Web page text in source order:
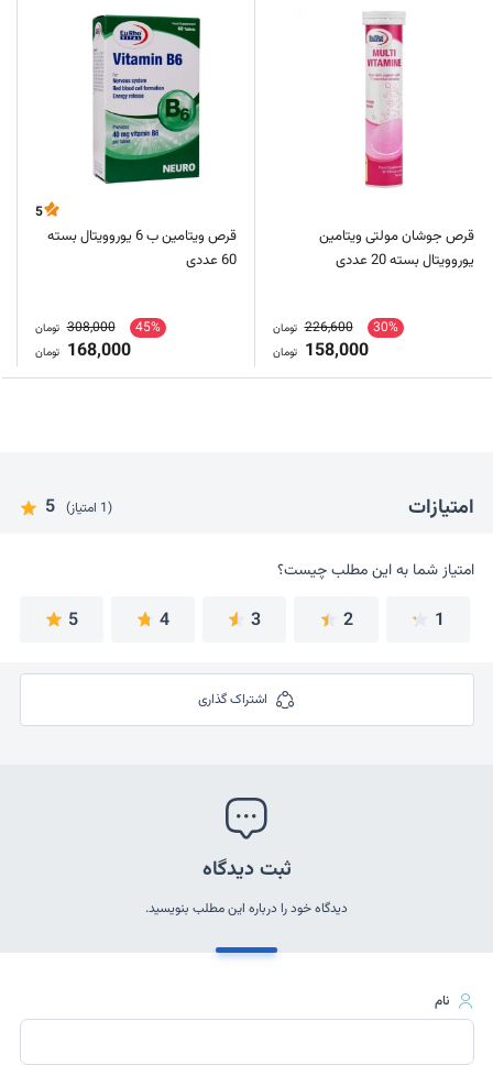
قرص جوشان مولتی ویتامین
یوروویتال بسته 20 عددی
30%
226,600 تومان
158,000 تومان
5
قرص ویتامین ب 6 یوروویتال بسته
60 عددی
45%
308,000 تومان
168,000 تومان
امتیازات (1 امتیاز) 5
امتیاز شما به این مطلب چیست؟
امتیاز شما به این مطلب چیست؟
1
2
3
4
5
اشتراک گذاری
ثبت دیدگاه
دیدگاه خود را درباره این مطلب بنویسید.
نام